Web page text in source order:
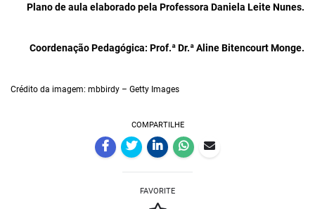
Plano de aula elaborado pela Professora Daniela Leite Nunes.
Coordenação Pedagógica: Prof.ª Dr.ª Aline Bitencourt Monge.
Crédito da imagem: mbbirdy – Getty Images
COMPARTILHE
FAVORITE